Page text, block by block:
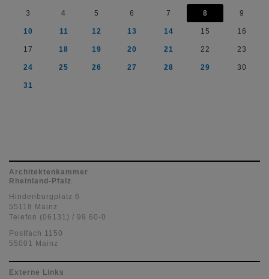
3 4 5 6 7 8 9
10 11 12 13 14 15 16
17 18 19 20 21 22 23
24 25 26 27 28 29 30
31
Architektenkammer
Rheinland-Pfalz
Hindenburgplatz 6
55118 Mainz
Telefon (06131) / 99 60-0
Postfach 1150
55001 Mainz
Externe Links